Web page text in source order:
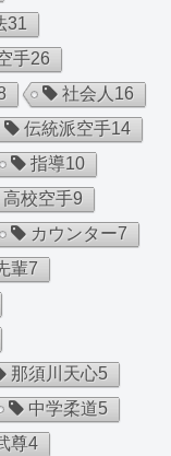
31
手26
社会人 16
伝統派空手14
指導10
高校空手9
カウンター7
輩7
那須川天心5
中学柔道5
尊4